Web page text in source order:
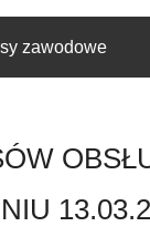
zawodowe